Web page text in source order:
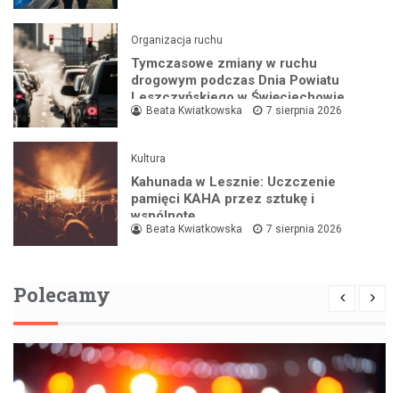
Organizacja ruchu
Tymczasowe zmiany w ruchu
drogowym podczas Dnia Powiatu
Leszczyńskiego w Święciechowie
Beata Kwiatkowska 7 sierpnia 2026
Kultura
Kahunada w Lesznie: Uczczenie
pamięci KAHA przez sztukę i
wspólnotę
Beata Kwiatkowska 7 sierpnia 2026
Polecamy